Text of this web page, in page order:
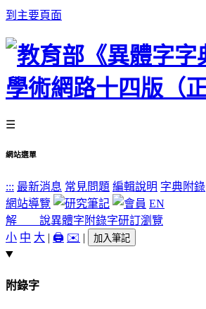
到主要頁面
☰
網站選單
::: 最新消息 常見問題 編輯說明 字典附錄
網站導覽
EN
解 說異體字 附錄字研訂瀏覽
小 中 大 | 🖨️ ✉️ | 加入筆記
附錄字